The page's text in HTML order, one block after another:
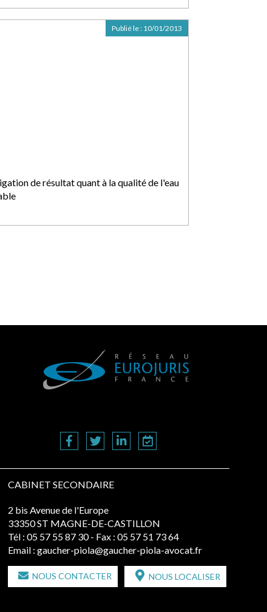
de résultat quant à la qualité de l'eau
Publié le : 10/01/2013
CABINET SECONDAIRE
2 bis Avenue de l'Europe
33350 ST MAGNE-DE-CASTILLON
Tél : 05 57 55 87 30 - Fax : 05 57 51 73 64
Email : gaucher-piola@gaucher-piola-avocat.fr
NOUS CONTACTER NOUS LOCALISER